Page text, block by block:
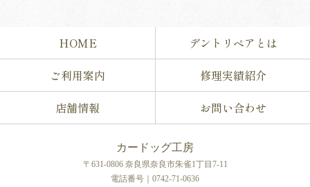
HOME
デントリペアとは
ご利用案内
修理実績紹介
店舗情報
お問い合わせ
カードッグ工房
〒631-0806 奈良県奈良市朱雀1丁目7-11
電話番号｜0742-71-0636